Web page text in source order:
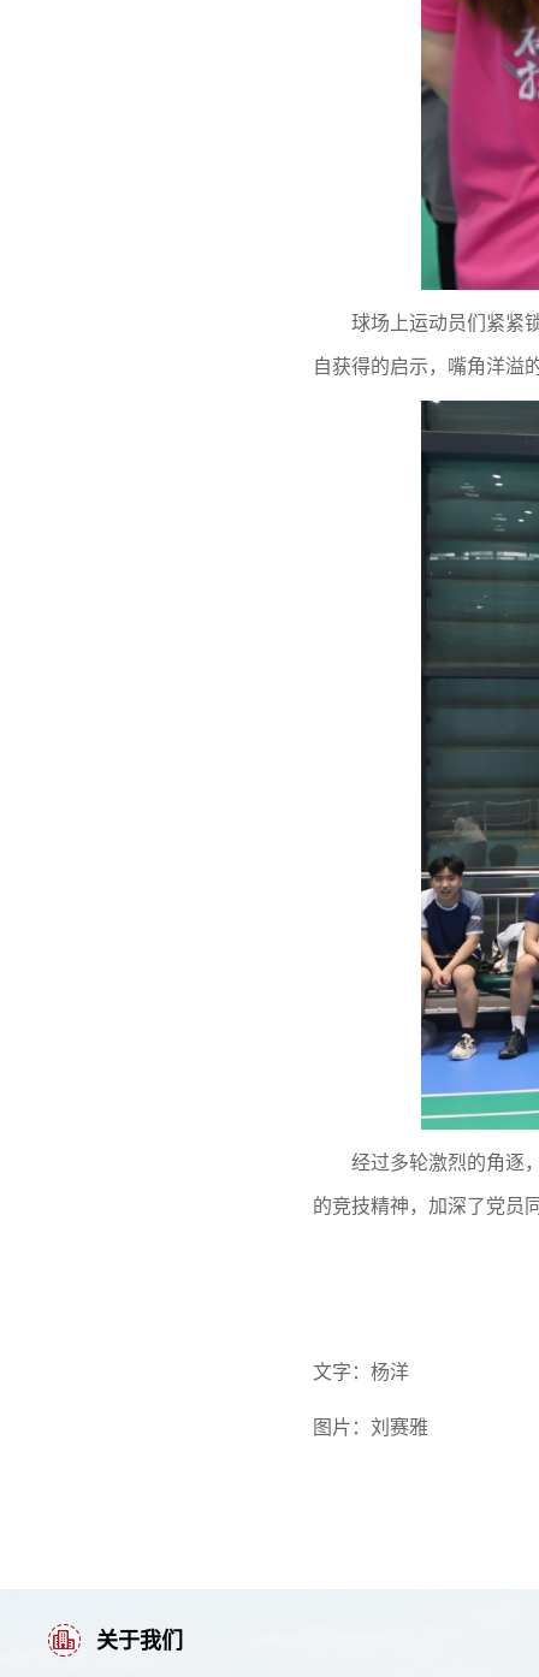
球场上运动员们紧紧
自获得的启示，嘴角洋溢
经过多轮激烈的角逐
的竞技精神，加深了党员
文字：杨洋
图片：刘赛雅
关于我们